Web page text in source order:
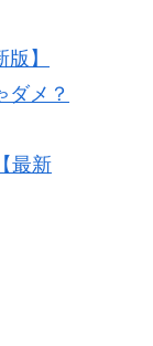
】
ダメ？
最新